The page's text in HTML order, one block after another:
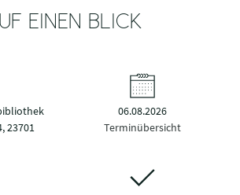
EINEN BLICK
23701
06.08.2026
Terminübersicht